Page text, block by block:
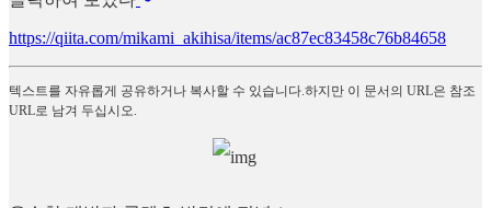
https://qiita.com/mikami_akihisa/items/ac87ec83458c76b84658
텍스트를 자유롭게 공유하거나 복사할 수 있습니다.하지만 이 문서의 URL은 참조
URL로 남겨 두십시오.